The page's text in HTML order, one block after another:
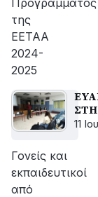
Προγράμματος
της
ΕΕΤΑΑ
2024-
2025
11
Γονείς και
εκπαιδευτικοί
από